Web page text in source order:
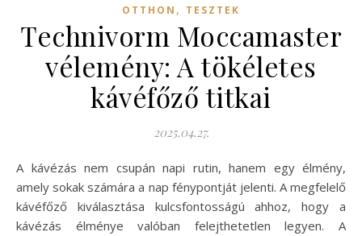
OTTHON , TESZTEK
Technivorm Moccamaster
vélemény: A tökéletes
kávéfőző titkai
2025.04.27.
A kávézás nem csupán napi rutin, hanem egy élmény,
amely sokak számára a nap fénypontját jelenti. A megfelelő
kávéfőző kiválasztása kulcsfontosságú ahhoz, hogy a
kávézás élménye valóban felejthetetlen legyen. A